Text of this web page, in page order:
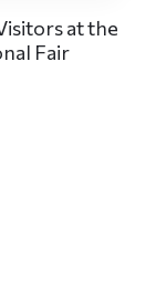
at the
Fair